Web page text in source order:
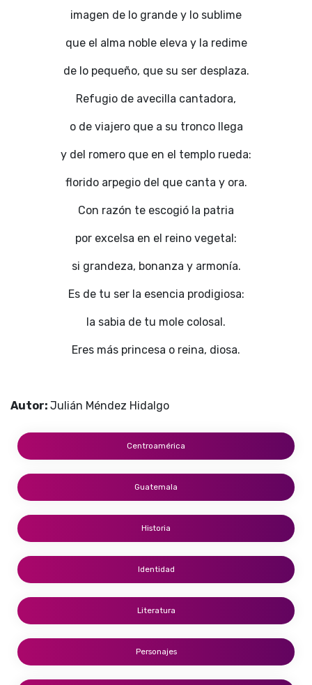
imagen de lo grande y lo sublime
que el alma noble eleva y la redime
de lo pequeño, que su ser desplaza.
Refugio de avecilla cantadora,
o de viajero que a su tronco llega
y del romero que en el templo rueda:
florido arpegio del que canta y ora.
Con razón te escogió la patria
por excelsa en el reino vegetal:
si grandeza, bonanza y armonía.
Es de tu ser la esencia prodigiosa:
la sabia de tu mole colosal.
Eres más princesa o reina, diosa.
Autor: Julián Méndez Hidalgo
Centroamérica
Guatemala
Historia
Identidad
Literatura
Personajes